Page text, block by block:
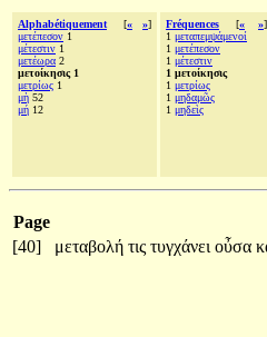
Alphabétiquement [« »]
μετέπεσον 1
μέτεστιν 1
μετέωρα 2
μετοίκησις 1
μετρίως 1
μὴ 52
μή 12
Fréquences [« »]
1 μεταπεμψάμενοί
1 μετέπεσον
1 μέτεστιν
1 μετοίκησις
1 μετρίως
1 μηδαμῶς
1 μηδεὶς
Page
[40]
μεταβολή τις τυγχάνει οὖσα